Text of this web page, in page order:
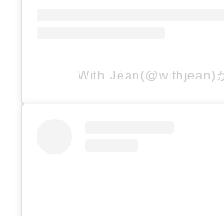
With Jéan(@withjean)